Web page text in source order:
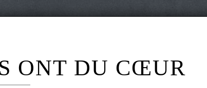
ONT DU CŒUR